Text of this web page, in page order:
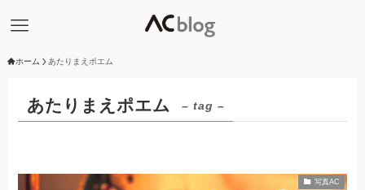
ホーム あたりまえポエム
あたりまえポエム – tag –
写真AC